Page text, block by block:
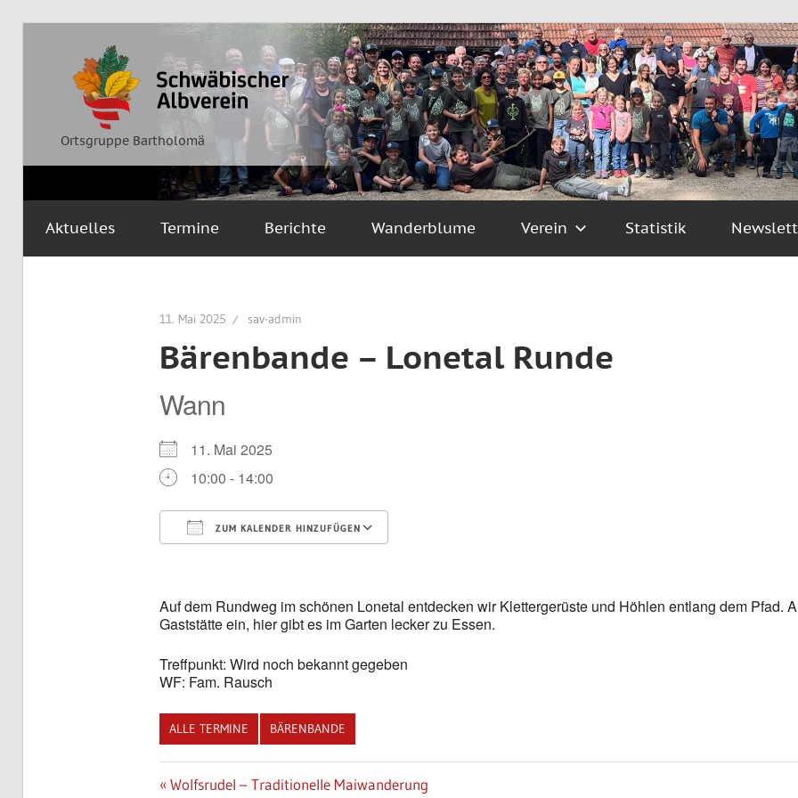
springen
Ortsgruppe Bartholomä
Schwäbischer
Albverein
Ortsgruppe
Bartholomä
Aktuelles Termine Berichte Wanderblume Verein Statistik
11. Mai 2025 sav-admin
Bärenbande – Lonetal Runde
Wann
11. Mai 2025
10:00 - 14:00
ZUM KALENDER HINZUFÜGEN
Auf dem Rundweg im schönen Lonetal entdecken wir Klettergerüste und Höhlen entlang dem Pfad.
Gaststätte ein, hier gibt es im Garten lecker zu Essen.
Treffpunkt: Wird noch bekannt gegeben
WF: Fam. Rausch
ALLE TERMINE BÄRENBANDE
Beitragsnavigation
Vorheriger
Wolfsrudel – Traditionelle Maiwanderung